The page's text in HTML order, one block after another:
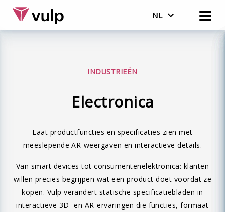
NL
INDUSTRIEËN
Electronica
Laat productfuncties en specificaties zien met
meeslepende AR-weergaven en interactieve details.
Van smart devices tot consumentenelektronica: klanten
willen precies begrijpen wat een product doet voordat ze
kopen. Vulp verandert statische specificatiebladen in
interactieve 3D- en AR-ervaringen die functies, formaat